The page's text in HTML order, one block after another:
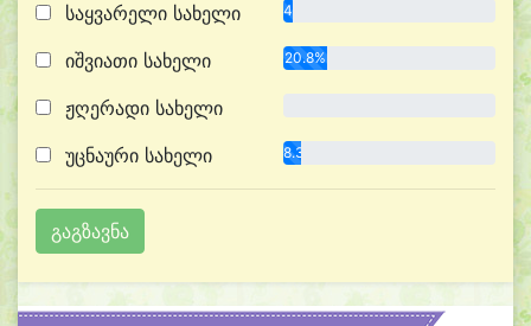
საყვარელი სახელი 4.2%
იშვიათი სახელი 20.8%
ჟღერადი სახელი
უცნაური სახელი 8.3%